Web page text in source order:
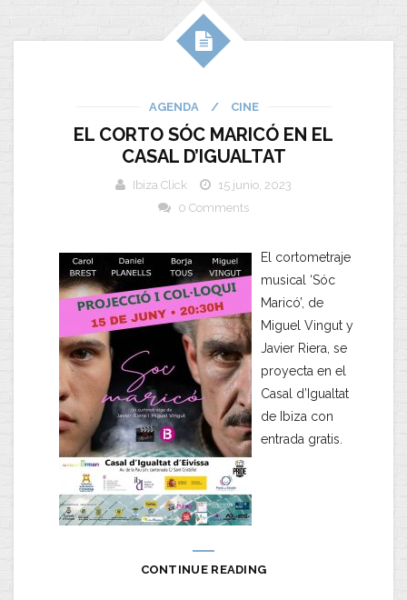
AGENDA / CINE
EL CORTO SÓC MARICÓ EN EL
CASAL D’IGUALTAT
Ibiza Click
15 junio, 2023
0 Comments
El cortometraje
musical ‘Sóc
Maricó’, de
Miguel Vingut y
Javier Riera, se
proyecta en el
Casal d’Igualtat
de Ibiza con
entrada gratis.
CONTINUE READING